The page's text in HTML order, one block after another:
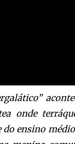
onde
ensino